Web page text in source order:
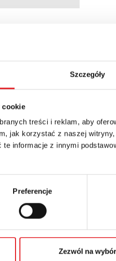
Szczegóły
cookie
treści i reklam, aby
jak korzystać z naszej
te informacje z innymi
Preferencje
Zezwól na wybór
of the offer